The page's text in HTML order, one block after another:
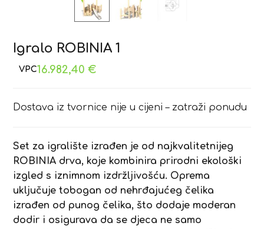
Igralo ROBINIA 1
16.982,40€
Dostava iz tvornice nije u cijeni – zatraži ponudu
Set za igralište izrađen je od najkvalitetnijeg
ROBINIA drva, koje kombinira prirodni ekološki
izgled s iznimnom izdržljivošću. Oprema
uključuje tobogan od nehrđajućeg čelika
izrađen od punog čelika, što dodaje moderan
dodir i osigurava da se djeca ne samo